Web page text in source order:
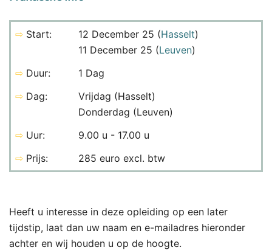
⇨ Start: 12 December 25 (Hasselt)
11 December 25 (Leuven)
⇨ Duur:
1 Dag
⇨ Dag:
Vrijdag (Hasselt)
Donderdag (Leuven)
⇨ Uur:
9.00 u - 17.00 u
⇨ Prijs: 285 euro excl. btw
Heeft u interesse in deze opleiding op een later
tijdstip, laat dan uw naam en e-mailadres hieronder
achter en wij houden u op de hoogte.